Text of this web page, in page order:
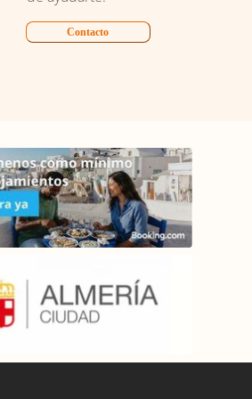
Contacto